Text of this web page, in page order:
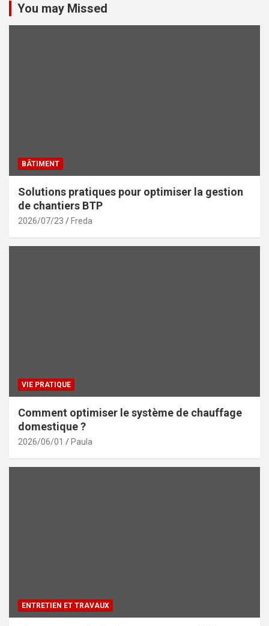
You may Missed
BÂTIMENT
Solutions pratiques pour optimiser la gestion
de chantiers BTP
2026/07/23 Freda
VIE PRATIQUE
Comment optimiser le système de chauffage
domestique ?
2026/06/01 Paula
ENTRETIEN ET TRAVAUX